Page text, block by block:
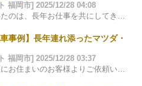
福岡市] 2025/12/28 04:08
今回ご依頼いただいたのは、長年お仕事を共にしてきた ホンダ・ライフの廃車のご相談でした。 軽自動車という枠を超え、 この一台は、…
事例】長年連れ添ったマツダ・
福岡市] 2025/12/28 03:37
今回は福岡市早良区にお住まいのお客様よりご依頼いただいた、 マツダ・ボンゴの廃車事例をご紹介します。 廃車と聞くと「処分」「手続き…